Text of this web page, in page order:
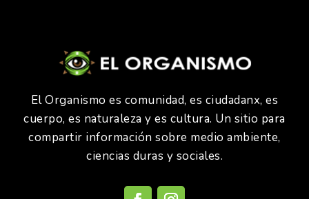
El Organismo es comunidad, es ciudadanx, es
cuerpo, es naturaleza y es cultura. Un sitio para
compartir información sobre medio ambiente,
ciencias duras y sociales.